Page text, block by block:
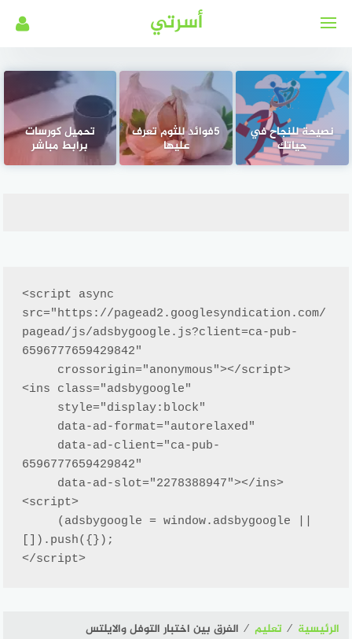
أسرتي
نصيحة للنجاح في
حياتك
5فوائد للثوم تعرف
عليها
تحميل كورسات
برابط مباشر
<script async
src="https://pagead2.googlesyndication.com/
pagead/js/adsbygoogle.js?client=ca-pub-
6596777659429842"
<ins class="adsbygoogle"
6596777659429842"
<script>
[]).push({});
</script>
الرئيسية ⁄ تعليم ⁄ الفرق بين اختبار التوفل والايلتس